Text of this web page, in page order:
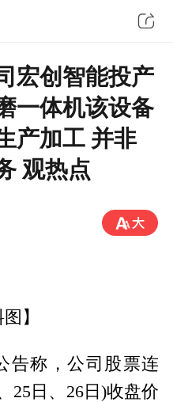
宏创智能投产
一体机该设备
产加工 并非
观热点
】
告称，公司股票连
25日、26日)收盘价